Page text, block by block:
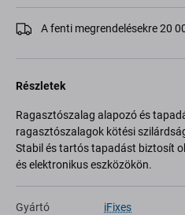
A fenti megrendelésekre 20
Részletek
Ragasztószalag alapozó és
ragasztószalagok kötési
Stabil és tartós tapadást biztosít
és elektronikus eszközökön.
Gyártó iFixes